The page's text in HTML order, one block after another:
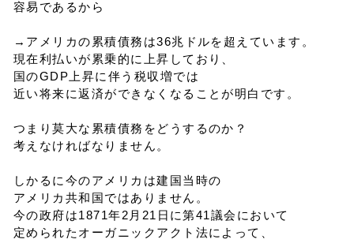
容易であるから
→アメリカの累積債務は36兆ドルを超えています。
現在利払いが累乗的に上昇しており、
国のGDP上昇に伴う税収増では
近い将来に返済ができなくなることが明白です。
つまり莫大な累積債務をどうするのか？
考えなければなりません。
しかるに今のアメリカは建国当時の
アメリカ共和国ではありません。
今の政府は1871年2月21日に第41議会において
定められたオーガニックアクト法によって、